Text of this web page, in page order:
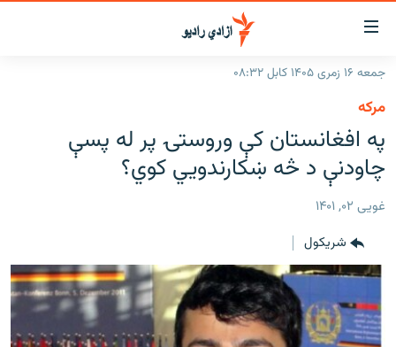
د
لاسرسۍ
وړ
لېنکونه
اصلي
متن
ته
ورتلل
اصلي
ورتلل
لټون
پاڼې
راپورونه
افغانستان
نړۍ
خبرونه
افغانستان
د خپرونو جدول
مرکې
اونیزې خپرونې
انځوریزه برخه
ورزش
جمعه ۱۶ زمری ۱۴۰۵ کابل ۰۸:۳۲
مرکه
په افغانستان کې وروستۍ پر له پسې
چاودنې د څه ښکارندويي کوي؟
غویی ۰۲, ۱۴۰۱
شريکول